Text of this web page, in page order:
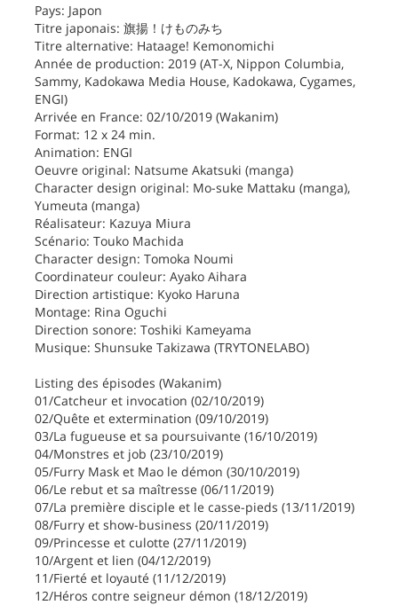
Pays: Japon
Titre japonais: 旗揚！けものみち
Titre alternative: Hataage! Kemonomichi
Année de production: 2019 (AT-X, Nippon Columbia,
Sammy, Kadokawa Media House, Kadokawa, Cygames,
ENGI)
Arrivée en France: 02/10/2019 (Wakanim)
Format: 12 x 24 min.
Animation: ENGI
Oeuvre original: Natsume Akatsuki (manga)
Character design original: Mo-suke Mattaku (manga),
Yumeuta (manga)
Réalisateur: Kazuya Miura
Scénario: Touko Machida
Character design: Tomoka Noumi
Coordinateur couleur: Ayako Aihara
Direction artistique: Kyoko Haruna
Montage: Rina Oguchi
Direction sonore: Toshiki Kameyama
Musique: Shunsuke Takizawa (TRYTONELABO)
Listing des épisodes (Wakanim)
01/Catcheur et invocation (02/10/2019)
02/Quête et extermination (09/10/2019)
03/La fugueuse et sa poursuivante (16/10/2019)
04/Monstres et job (23/10/2019)
05/Furry Mask et Mao le démon (30/10/2019)
06/Le rebut et sa maîtresse (06/11/2019)
07/La première disciple et le casse-pieds (13/11/2019)
08/Furry et show-business (20/11/2019)
09/Princesse et culotte (27/11/2019)
10/Argent et lien (04/12/2019)
11/Fierté et loyauté (11/12/2019)
12/Héros contre seigneur démon (18/12/2019)